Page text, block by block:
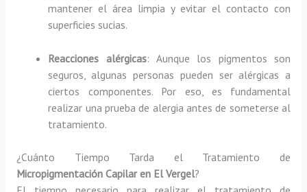
mantener el área limpia y evitar el contacto con
superficies sucias.
Reacciones alérgicas: Aunque los pigmentos son
seguros, algunas personas pueden ser alérgicas a
ciertos componentes. Por eso, es fundamental
realizar una prueba de alergia antes de someterse al
tratamiento.
¿Cuánto Tiempo Tarda el Tratamiento de
Micropigmentación Capilar en El Vergel?